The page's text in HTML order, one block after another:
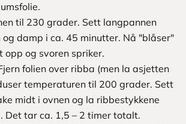
til 230 grader. Sett langpannen
og damp i ca. 45 minutter. Nå "blåser"
opp og svoren spriker.
folien over ribba (men la asjetten
temperaturen til 200 grader. Sett
midt i ovnen og la ribbestykkene
Det tar ca. 1,5 – 2 timer totalt.